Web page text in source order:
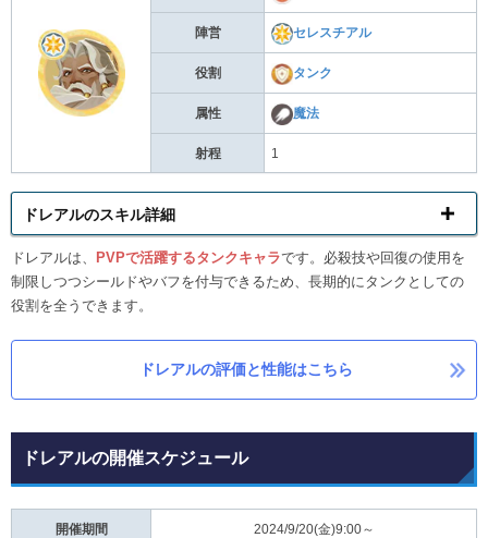
陣営 セレスチアル
役割 タンク
属性 魔法
射程 1
ドレアルのスキル詳細
ドレアルは、 PVPで活躍するタンクキャラです。必殺技や回復の使用を
制限しつつシールドやバフを付与できるため、長期的にタンクとしての
役割を全うできます。
ドレアルの評価と性能はこちら
ドレアルの開催スケジュール
開催期間 2024/9/20(金)9:00～